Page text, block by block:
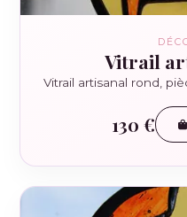
Vitrail
Vitrail artisanal rond,
130 €